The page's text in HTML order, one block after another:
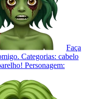
Faça
Categorias: cabelo
Personagem: